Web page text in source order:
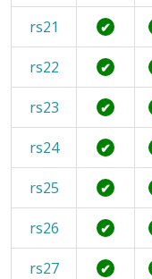
rs21 ✔
rs22 ✔
rs23 ✔
rs24 ✔
rs25 ✔
rs26 ✔
rs27 ✔